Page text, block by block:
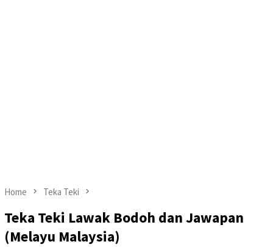
Home Teka Teki
Teka Teki Lawak Bodoh dan Jawapan
(Melayu Malaysia)